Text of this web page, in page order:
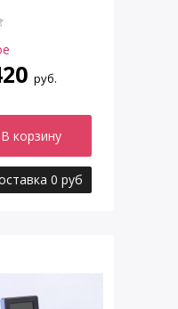
руб.
В корзину
0 руб